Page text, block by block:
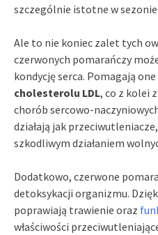
szczególnie istotne w
Ale to nie koniec zalet tych
czerwonych pomarańczy
kondycję serca. Pomagają
cholesterolu LDL, co z kolei
chorób sercowo-
działają jak
szkodliwym działaniem
Dodatkowo, czerwone
detoksykacji organizmu.
poprawiają trawienie oraz
właściwości